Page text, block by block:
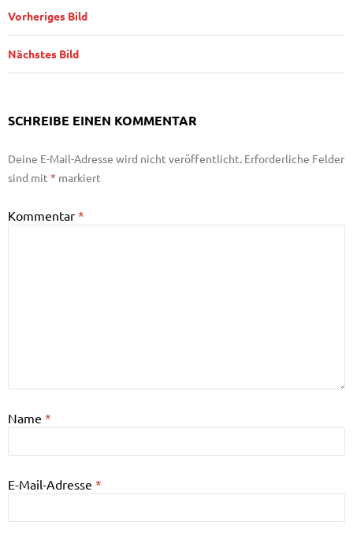
Vorheriges Bild
Nächstes Bild
SCHREIBE EINEN KOMMENTAR
Deine E-Mail-Adresse wird nicht veröffentlicht. Erforderliche Felder
sind mit * markiert
Kommentar *
Name *
E-Mail-Adresse *